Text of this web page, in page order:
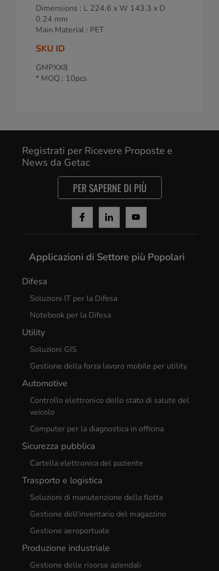
Dimensions : L 224.6 x W 143.3 x D
0.24 mm
Main Material : PET
SKU ID
GMPXX8
* MOQ : 10pcs
Cancel
Yes, I agree
Registrati per Ricevere Proposte e
News da Getac
PER SAPERNE DI PIÙ
Applicazioni di Settore più Popolari
Difesa
Soluzioni IT per la Difesa
Notebook per la Difesa
Utility
Soluzioni GIS
Gestione della forza lavoro mobile per utility
Automotive
Controllo elettronico dello stato di salute del
veicolo
Computer per la diagnostica in officina
Sicurezza pubblica
Cartella elettronica del paziente
Trasporto e logistica
Soluzioni di manutenzione della flotta
Gestione dell'inventario del magazzino
Gestione aeroportuale
Produzione industriale
Gestione delle risorse aziendali